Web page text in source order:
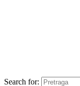
Search for: